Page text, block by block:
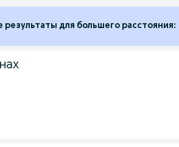
результаты для большего расстояния: